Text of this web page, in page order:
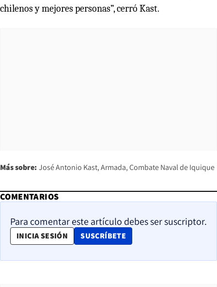
chilenos y mejores personas”, cerró Kast.
Más sobre: José Antonio Kast Armada Combate Naval de Iquique
COMENTARIOS
Para comentar este artículo debes ser suscriptor.
INICIA SESIÓN SUSCRÍBETE
OPENS IN NEW WINDOW